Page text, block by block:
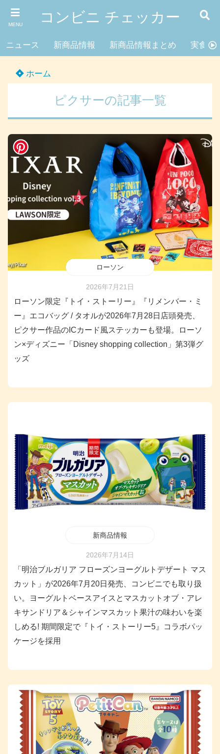
MENU コンビニ チェッカー
ニュース 新商品情報 新商品情報まとめ 実食レ
ホーム
ピクサーの記事一覧
ローソン
2026年7月21日
ローソン限定『トイ・ストーリー』『リメンバー・ミ
ー』エコバッグ / タオルが2026年7月28日店頭発売、
ピクサー作品のICカード風ステッカーも登場。ローソ
ン×ディズニー「Disney shopping collection」第3弾グ
ッズ
新商品情報
2026年7月14日
「明治ブルガリア フローズンヨーグルトデザート マス
カット」が2026年7月20日発売、コンビニでも取り扱
い。ヨーグルトベースアイスとマスカットオブ・アレ
キサンドリア＆シャインマスカット果汁の味わいを楽
しめる! 期間限定で『トイ・ストーリー5』コラボパッ
ケージを採用